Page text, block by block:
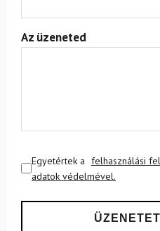
Az üzeneted
Egyetértek a felhasználási
adatok védelmével.